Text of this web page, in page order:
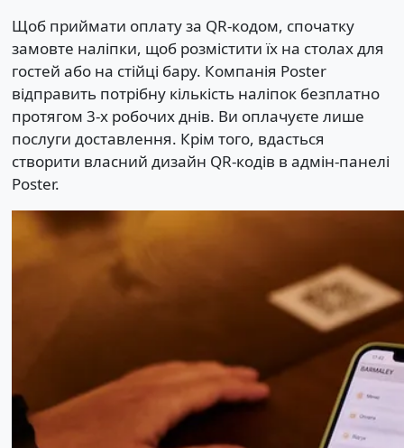
Щоб приймати оплату за QR-кодом, спочатку
замовте наліпки, щоб розмістити їх на столах для
гостей або на стійці бару. Компанія Poster
відправить потрібну кількість наліпок безплатно
протягом 3-х робочих днів. Ви оплачуєте лише
послуги доставлення. Крім того, вдасться
створити власний дизайн QR-кодів в адмін-панелі
Poster.